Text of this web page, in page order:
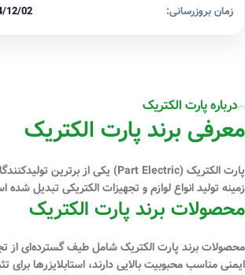
زمان بروزرسانی:
02 07:05
درباره پارت الکتریک
معرفی برند پارت الکتریک
زمینه تولید انواع لوازم و تجهیزات الکتریکی تبدیل
محصولات برند پارت الکتریک
محصولات برند پارت الکتریک شامل طیف گسترده‌ای از
ایمنی مناسب محبوبیت بالایی دارند، استابلایزرها